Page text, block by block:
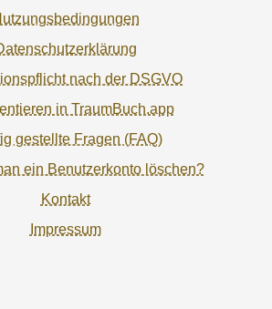
nach der DSGVO
in TraumBuch.app
gestellte Fragen (FAQ)
ein Benutzerkonto löschen?
Kontakt
Impressum